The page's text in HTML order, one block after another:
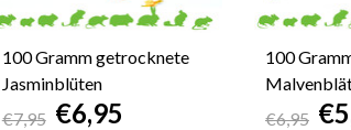
100 Gramm getrocknete
Jasminblüten
€7,95 €6,95
100
€6,95